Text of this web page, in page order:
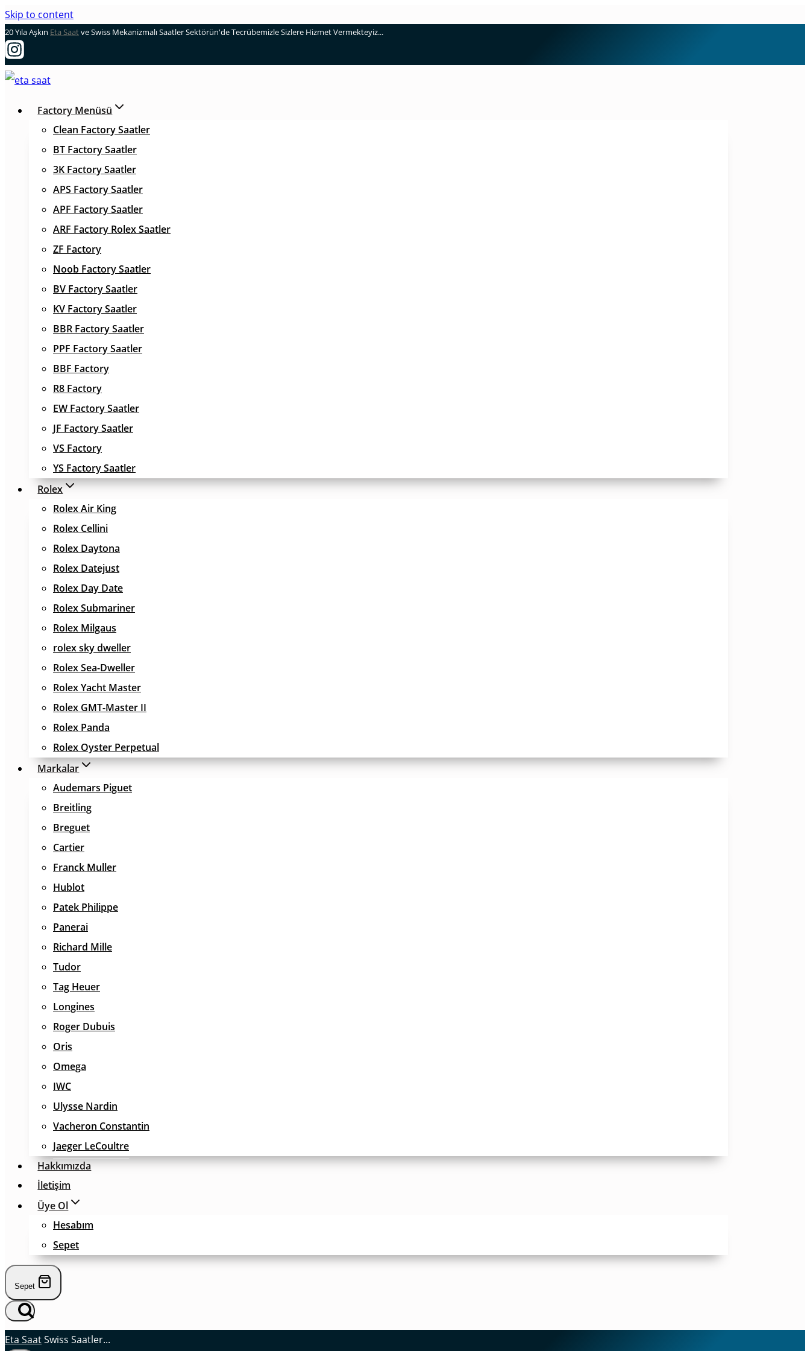
Skip to content
20 Yıla Aşkın Eta Saatve Swiss Mekanizmalı Saatler Sektörün'de Tecrübemizle Sizlere Hizmet Vermekteyiz...
Factory Menüsü
Clean Factory Saatler
BT Factory Saatler
3K Factory Saatler
APS Factory Saatler
APF Factory Saatler
ARF Factory Rolex Saatler
ZF Factory
Noob Factory Saatler
BV Factory Saatler
KV Factory Saatler
BBR Factory Saatler
PPF Factory Saatler
BBF Factory
R8 Factory
EW Factory Saatler
JF Factory Saatler
VS Factory
YS Factory Saatler
Rolex
Rolex Air King
Rolex Cellini
Rolex Daytona
Rolex Datejust
Rolex Day Date
Rolex Submariner
Rolex Milgaus
rolex sky dweller
Rolex Sea-Dweller
Rolex Yacht Master
Rolex GMT-Master II
Rolex Panda
Rolex Oyster Perpetual
Markalar
Audemars Piguet
Breitling
Breguet
Cartier
Franck Muller
Hublot
Patek Philippe
Panerai
Richard Mille
Tudor
Tag Heuer
Longines
Roger Dubuis
Oris
Omega
IWC
Ulysse Nardin
Vacheron Constantin
Jaeger LeCoultre
Hakkımızda
İletişim
Üye Ol
Hesabım
Sepet
Sepet
Eta SaatSwiss Saatler...